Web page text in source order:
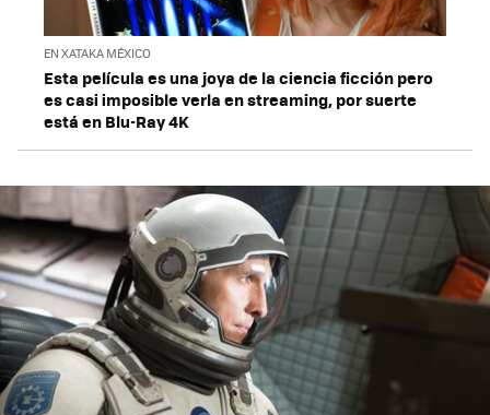
EN XATAKA MÉXICO
Esta película es una joya de la ciencia ficción pero
es casi imposible verla en streaming, por suerte
está en Blu-Ray 4K